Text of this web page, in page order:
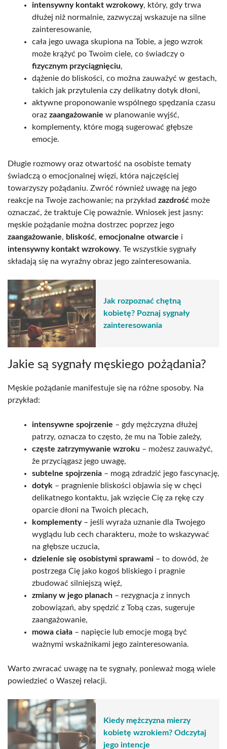
intensywny kontakt wzrokowy, który, gdy trwa
dłużej niż normalnie, zazwyczaj wskazuje na silne
zainteresowanie,
cała jego uwaga skupiona na Tobie, a jego wzrok
może krążyć po Twoim ciele, co świadczy o
fizycznym przyciągnięciu,
dążenie do bliskości, co można zauważyć w gestach,
takich jak przytulenia czy delikatny dotyk dłoni,
aktywne proponowanie wspólnego spędzania czasu
oraz zaangażowanie w planowanie wyjść,
komplementy, które mogą sugerować głębsze
emocje.
Długie rozmowy oraz otwartość na osobiste tematy
świadczą o emocjonalnej więzi, która najczęściej
towarzyszy pożądaniu. Zwróć również uwagę na jego
reakcje na Twoje zachowanie; na przykład zazdrość może
oznaczać, że traktuje Cię poważnie. Wniosek jest jasny:
męskie pożądanie można dostrzec poprzez jego
zaangażowanie, bliskość, emocjonalne otwarcie i
intensywny kontakt wzrokowy. Te wszystkie sygnały
składają się na wyraźny obraz jego zainteresowania.
Jak rozpoznać chętną
kobietę? Poznaj sygnały
zainteresowania
Jakie są sygnały męskiego pożądania?
Męskie pożądanie manifestuje się na różne sposoby. Na
przykład:
intensywne spojrzenie – gdy mężczyzna dłużej
patrzy, oznacza to często, że mu na Tobie zależy,
częste zatrzymywanie wzroku – możesz zauważyć,
że przyciągasz jego uwagę,
subtelne spojrzenia – mogą zdradzić jego fascynację,
dotyk – pragnienie bliskości objawia się w chęci
delikatnego kontaktu, jak wzięcie Cię za rękę czy
oparcie dłoni na Twoich plecach,
komplementy– jeśli wyraża uznanie dla Twojego
wyglądu lub cech charakteru, może to wskazywać
na głębsze uczucia,
dzielenie się osobistymi sprawami – to dowód, że
postrzega Cię jako kogoś bliskiego i pragnie
zbudować silniejszą więź,
zmiany w jego planach – rezygnacja z innych
zobowiązań, aby spędzić z Tobą czas, sugeruje
zaangażowanie,
mowa ciała – napięcie lub emocje mogą być
ważnymi wskaźnikami jego zainteresowania.
Warto zwracać uwagę na te sygnały, ponieważ mogą wiele
powiedzieć o Waszej relacji.
Kiedy mężczyzna mierzy
kobietę wzrokiem? Odczytaj
jego intencje